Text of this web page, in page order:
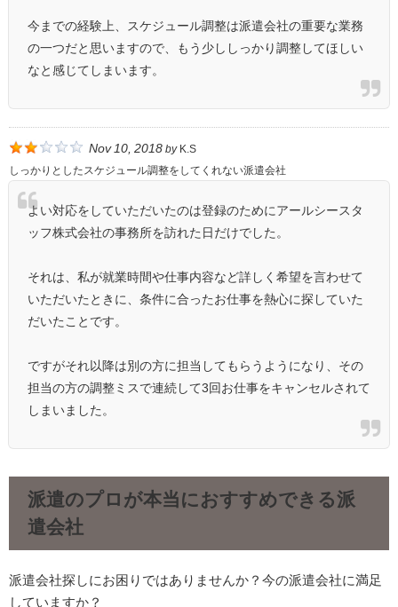
今までの経験上、スケジュール調整は派遣会社の重要な業務
の一つだと思いますので、もう少ししっかり調整してほしい
なと感じてしまいます。
Nov 10, 2018 by K.S
しっかりとしたスケジュール調整をしてくれない派遣会社
よい対応をしていただいたのは登録のためにアールシースタ
ッフ株式会社の事務所を訪れた日だけでした。
それは、私が就業時間や仕事内容など詳しく希望を言わせて
いただいたときに、条件に合ったお仕事を熱心に探していた
だいたことです。
ですがそれ以降は別の方に担当してもらうようになり、その
担当の方の調整ミスで連続して3回お仕事をキャンセルされて
しまいました。
派遣のプロが本当におすすめできる派
遣会社
派遣会社探しにお困りではありませんか？今の派遣会社に満足
していますか？